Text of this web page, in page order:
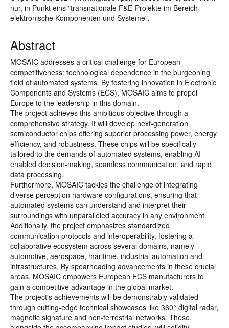
nur, in Punkt eins "transnationale F&E-Projekte im Bereich
elektronische Komponenten und Systeme".
Abstract
MOSAIC addresses a critical challenge for European
competitiveness: technological dependence in the burgeoning
field of automated systems. By fostering innovation in Electronic
Components and Systems (ECS), MOSAIC aims to propel
Europe to the leadership in this domain.
The project achieves this ambitious objective through a
comprehensive strategy. It will develop next-generation
semiconductor chips offering superior processing power, energy
efficiency, and robustness. These chips will be specifically
tailored to the demands of automated systems, enabling AI-
enabled decision-making, seamless communication, and rapid
data processing.
Furthermore, MOSAIC tackles the challenge of integrating
diverse perception hardware configurations, ensuring that
automated systems can understand and interpret their
surroundings with unparalleled accuracy in any environment.
Additionally, the project emphasizes standardized
communication protocols and interoperability, fostering a
collaborative ecosystem across several domains, namely
automotive, aerospace, maritime, industrial automation and
infrastructures. By spearheading advancements in these crucial
areas, MOSAIC empowers European ECS manufacturers to
gain a competitive advantage in the global market.
The project's achievements will be demonstrably validated
through cutting-edge technical showcases like 360° digital radar,
magnetic signature and non-terrestrial networks. These,